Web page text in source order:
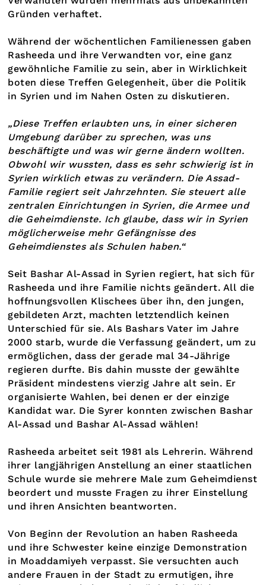
Gründen verhaftet.
Während der wöchentlichen Familienessen gaben
Rasheeda und ihre Verwandten vor, eine ganz
gewöhnliche Familie zu sein, aber in Wirklichkeit
boten diese Treffen Gelegenheit, über die Politik
in Syrien und im Nahen Osten zu diskutieren.
„Diese Treffen erlaubten uns, in einer sicheren
Umgebung darüber zu sprechen, was uns
beschäftigte und was wir gerne ändern wollten.
Obwohl wir wussten, dass es sehr schwierig ist in
Syrien wirklich etwas zu verändern. Die Assad-
Familie regiert seit Jahrzehnten. Sie steuert alle
zentralen Einrichtungen in Syrien, die Armee und
die Geheimdienste. Ich glaube, dass wir in Syrien
möglicherweise mehr Gefängnisse des
Geheimdienstes als Schulen haben.“
Seit Bashar Al-Assad in Syrien regiert, hat sich für
Rasheeda und ihre Familie nichts geändert. All die
hoffnungsvollen Klischees über ihn, den jungen,
gebildeten Arzt, machten letztendlich keinen
Unterschied für sie. Als Bashars Vater im Jahre
2000 starb, wurde die Verfassung geändert, um zu
ermöglichen, dass der gerade mal 34-Jährige
regieren durfte. Bis dahin musste der gewählte
Präsident mindestens vierzig Jahre alt sein. Er
organisierte Wahlen, bei denen er der einzige
Kandidat war. Die Syrer konnten zwischen Bashar
Al-Assad und Bashar Al-Assad wählen!
Rasheeda arbeitet seit 1981 als Lehrerin. Während
ihrer langjährigen Anstellung an einer staatlichen
Schule wurde sie mehrere Male zum Geheimdienst
beordert und musste Fragen zu ihrer Einstellung
und ihren Ansichten beantworten.
Von Beginn der Revolution an haben Rasheeda
und ihre Schwester keine einzige Demonstration
in Moaddamiyeh verpasst. Sie versuchten auch
andere Frauen in der Stadt zu ermutigen, ihre